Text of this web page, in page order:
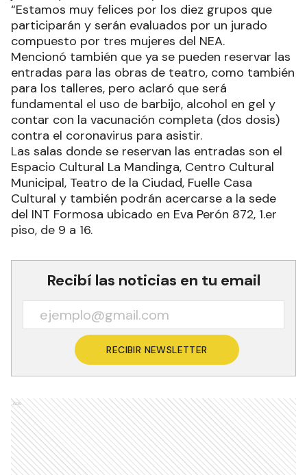
“Estamos muy felices por los diez grupos que
participarán y serán evaluados por un jurado
compuesto por tres mujeres del NEA.
Mencionó también que ya se pueden reservar las
entradas para las obras de teatro, como también
para los talleres, pero aclaró que será
fundamental el uso de barbijo, alcohol en gel y
contar con la vacunación completa (dos dosis)
contra el coronavirus para asistir.
Las salas donde se reservan las entradas son el
Espacio Cultural La Mandinga, Centro Cultural
Municipal, Teatro de la Ciudad, Fuelle Casa
Cultural y también podrán acercarse a la sede
del INT Formosa ubicado en Eva Perón 872, 1.er
piso, de 9 a 16.
Recibí las noticias en tu email
RECIBIR NEWSLETTER
Ads